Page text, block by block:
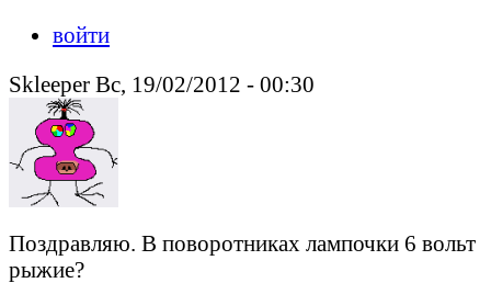
войти
Skleeper Вс, 19/02/2012 - 00:30
Поздравляю. В поворотниках лампочки 6 вольт
рыжие?